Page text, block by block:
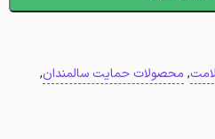
, محصولات حمایت سالمندان,